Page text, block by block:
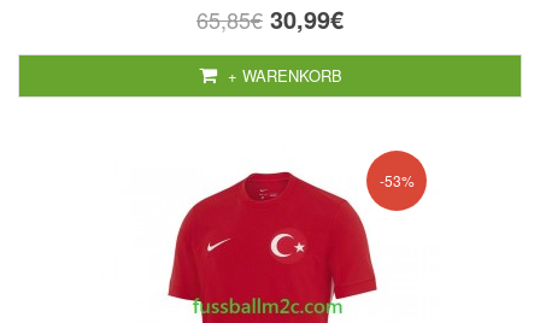
65,85€ 30,99€
+ WARENKORB
-53%